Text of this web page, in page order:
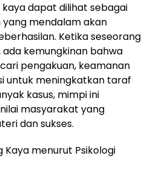
dapat dilihat sebagai
mendalam akan
Ketika seseorang
kemungkinan bahwa
pengakuan, keamanan
untuk meningkatkan taraf
kasus, mimpi ini
masyarakat yang
dan sukses.
Kaya menurut Psikologi